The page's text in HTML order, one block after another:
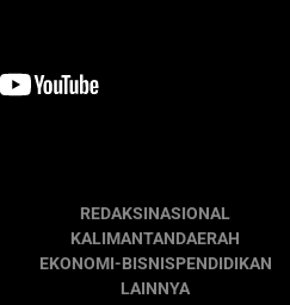
REDAKSINASIONAL
KALIMANTANDAERAH
EKONOMI-BISNISPENDIDIKAN
LAINNYA